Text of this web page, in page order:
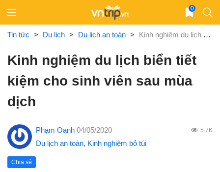
content
0
Tin tức > Du lịch > Du lịch an toàn > Kinh nghiệm du lịch biển tiết kiệm cho sinh viên sau mùa dịch
Kinh nghiệm du lịch biển tiết
kiệm cho sinh viên sau mùa
dịch
Phạm Oanh 04/05/2020 5.7K
Du lịch an toàn, Kinh nghiệm bỏ túi
Chia sẻ